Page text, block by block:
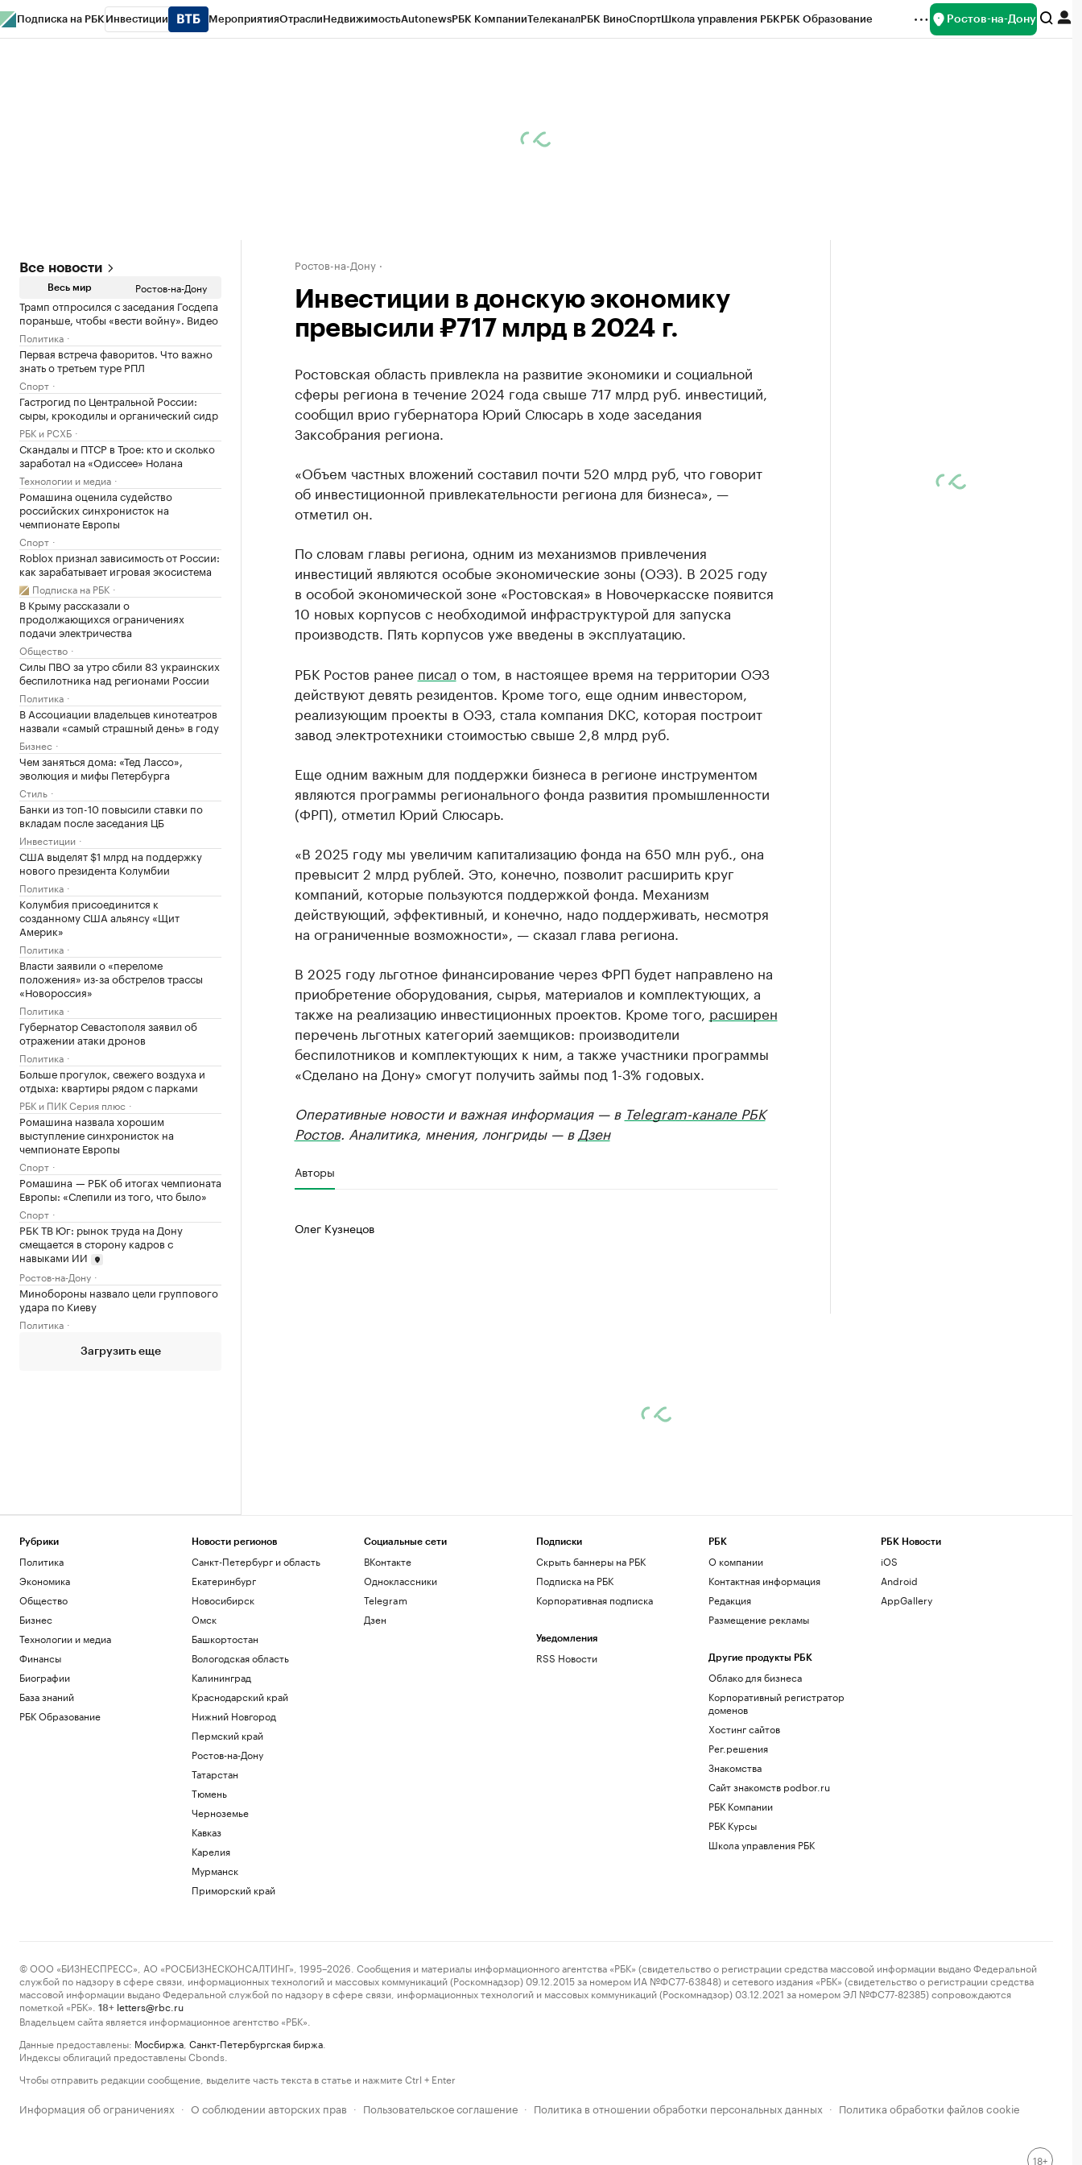
Подписка на РБК Инвестиции МероприятияОтраслиНедвижимостьAutonewsРБК КомпанииТелеканалРБК ВиноСпортШкола управления РБКРБК Образование Ростов-на-Дону
Все новости
Весь мир Ростов-на-Дону
Трамп отпросился с заседания Госдепа
пораньше, чтобы «вести войну». Видео
Политика
Первая встреча фаворитов. Что важно
знать о третьем туре РПЛ
Спорт
Гастрогид по Центральной России:
сыры, крокодилы и органический сидр
РБК и РСХБ
Скандалы и ПТСР в Трое: кто и сколько
заработал на «Одиссее» Нолана
Технологии и медиа
Ромашина оценила судейство
российских синхронисток на
чемпионате Европы
Спорт
Roblox признал зависимость от России:
как зарабатывает игровая экосистема
Подписка на РБК
В Крыму рассказали о
продолжающихся ограничениях
подачи электричества
Общество
Силы ПВО за утро сбили 83 украинских
беспилотника над регионами России
Политика
В Ассоциации владельцев кинотеатров
назвали «самый страшный день» в году
Бизнес
Чем заняться дома: «Тед Лассо»,
эволюция и мифы Петербурга
Стиль
Банки из топ-10 повысили ставки по
вкладам после заседания ЦБ
Инвестиции
США выделят $1 млрд на поддержку
нового президента Колумбии
Политика
Колумбия присоединится к
созданному США альянсу «Щит
Америк»
Политика
Власти заявили о «переломе
положения» из-за обстрелов трассы
«Новороссия»
Политика
Губернатор Севастополя заявил об
отражении атаки дронов
Политика
Больше прогулок, свежего воздуха и
отдыха: квартиры рядом с парками
РБК и ПИК Серия плюс
Ромашина назвала хорошим
выступление синхронисток на
чемпионате Европы
Спорт
Ромашина — РБК об итогах чемпионата
Европы: «Слепили из того, что было»
Спорт
РБК ТВ Юг: рынок труда на Дону
смещается в сторону кадров с
навыками ИИ
Ростов-на-Дону
Минобороны назвало цели группового
удара по Киеву
Политика
Загрузить еще
Ростов-на-Дону
Инвестиции в донскую экономику
превысили ₽717 млрд в 2024 г.
Ростовская область привлекла на развитие экономики и социальной
сферы региона в течение 2024 года свыше 717 млрд руб. инвестиций,
сообщил врио губернатора Юрий Слюсарь в ходе заседания
Заксобрания региона.
«Объем частных вложений составил почти 520 млрд руб, что говорит
об инвестиционной привлекательности региона для бизнеса», —
отметил он.
По словам главы региона, одним из механизмов привлечения
инвестиций являются особые экономические зоны (ОЭЗ). В 2025 году
в особой экономической зоне «Ростовская» в Новочеркасске появится
10 новых корпусов с необходимой инфраструктурой для запуска
производств. Пять корпусов уже введены в эксплуатацию.
РБК Ростов ранее писал о том, в настоящее время на территории ОЭЗ
действуют девять резидентов. Кроме того, еще одним инвестором,
реализующим проекты в ОЭЗ, стала компания DKC, которая построит
завод электротехники стоимостью свыше 2,8 млрд руб.
Еще одним важным для поддержки бизнеса в регионе инструментом
являются программы регионального фонда развития промышленности
(ФРП), отметил Юрий Слюсарь.
«В 2025 году мы увеличим капитализацию фонда на 650 млн руб., она
превысит 2 млрд рублей. Это, конечно, позволит расширить круг
компаний, которые пользуются поддержкой фонда. Механизм
действующий, эффективный, и конечно, надо поддерживать, несмотря
на ограниченные возможности», — сказал глава региона.
В 2025 году льготное финансирование через ФРП будет направлено на
приобретение оборудования, сырья, материалов и комплектующих, а
также на реализацию инвестиционных проектов. Кроме того, расширен
перечень льготных категорий заемщиков: производители
беспилотников и комплектующих к ним, а также участники программы
«Сделано на Дону» смогут получить займы под 1-3% годовых.
Оперативные новости и важная информация — в Telegram-канале РБК
Ростов. Аналитика, мнения, лонгриды — в Дзен
Авторы
Олег Кузнецов
Рубрики
Политика
Экономика
Общество
Бизнес
Технологии и медиа
Финансы
Биографии
База знаний
РБК Образование
Новости регионов
Санкт-Петербург и область
Екатеринбург
Новосибирск
Омск
Башкортостан
Вологодская область
Калининград
Краснодарский край
Нижний Новгород
Пермский край
Ростов-на-Дону
Татарстан
Тюмень
Черноземье
Кавказ
Карелия
Мурманск
Приморский край
Социальные сети
ВКонтакте
Одноклассники
Telegram
Дзен
Подписки
Скрыть баннеры на РБК
Подписка на РБК
Корпоративная подписка
Уведомления
RSS Новости
РБК
О компании
Контактная информация
Редакция
Размещение рекламы
Другие продукты РБК
Облако для бизнеса
Корпоративный регистратор
доменов
Хостинг сайтов
Рег.решения
Знакомства
Сайт знакомств podbor.ru
РБК Компании
РБК Курсы
Школа управления РБК
РБК Новости
iOS
Android
AppGallery
© ООО «БИЗНЕСПРЕСС», АО «РОСБИЗНЕСКОНСАЛТИНГ», 1995–2026. Сообщения и материалы информационного агентства «РБК» (свидетельство о регистрации средства массовой информации выдано Федеральной
службой по надзору в сфере связи, информационных технологий и массовых коммуникаций (Роскомнадзор) 09.12.2015 за номером ИА №ФС77-63848) и сетевого издания «РБК» (свидетельство о регистрации средства
массовой информации выдано Федеральной службой по надзору в сфере связи, информационных технологий и массовых коммуникаций (Роскомнадзор) 03.12.2021 за номером ЭЛ №ФС77-82385) сопровождаются
пометкой «РБК».
18+ letters@rbc.ru
Владельцем сайта является информационное агентство «РБК».
Данные предоставлены: Мосбиржа Санкт-Петербургская биржа
Индексы облигаций предоставлены Cbonds.
Чтобы отправить редакции сообщение, выделите часть текста в статье и нажмите Ctrl + Enter
Информация об ограничениях · О соблюдении авторских прав · Пользовательское соглашение · Политика в отношении обработки персональных данных · Политика обработки файлов cookie
18+